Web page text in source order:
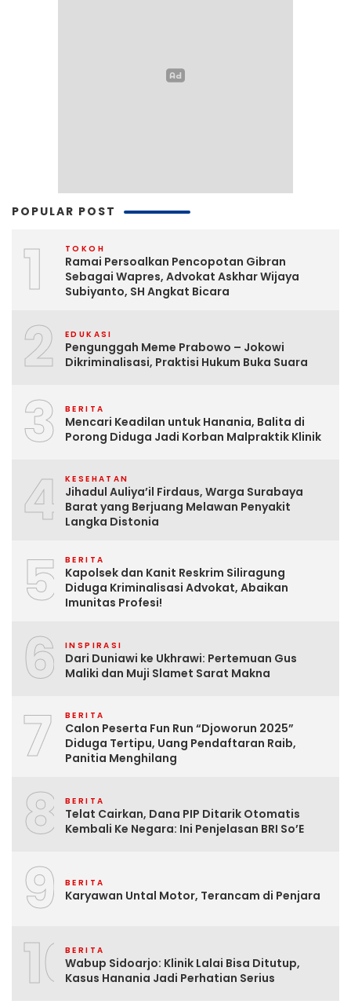
POPULAR POST
1 TOKOH
Ramai Persoalkan Pencopotan Gibran
Sebagai Wapres, Advokat Askhar Wijaya
Subiyanto, SH Angkat Bicara
2 EDUKASI
Pengunggah Meme Prabowo – Jokowi
Dikriminalisasi, Praktisi Hukum Buka Suara
3 BERITA
Mencari Keadilan untuk Hanania, Balita di
Porong Diduga Jadi Korban Malpraktik Klinik
4 KESEHATAN
Jihadul Auliya’il Firdaus, Warga Surabaya
Barat yang Berjuang Melawan Penyakit
Langka Distonia
5 BERITA
Kapolsek dan Kanit Reskrim Siliragung
Diduga Kriminalisasi Advokat, Abaikan
Imunitas Profesi!
6 INSPIRASI
Dari Duniawi ke Ukhrawi: Pertemuan Gus
Maliki dan Muji Slamet Sarat Makna
7 BERITA
Calon Peserta Fun Run “Djoworun 2025”
Diduga Tertipu, Uang Pendaftaran Raib,
Panitia Menghilang
8 BERITA
Telat Cairkan, Dana PIP Ditarik Otomatis
Kembali Ke Negara: Ini Penjelasan BRI So’E
9 BERITA
Karyawan Untal Motor, Terancam di Penjara
10BERITA
Wabup Sidoarjo: Klinik Lalai Bisa Ditutup,
Kasus Hanania Jadi Perhatian Serius